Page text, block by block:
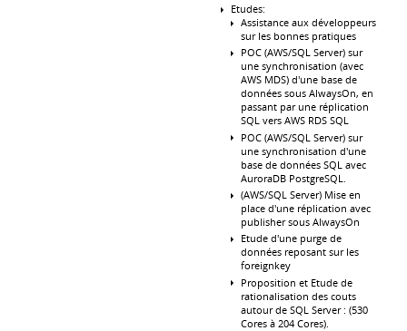
Etudes:
Assistance aux développeurs
sur les bonnes pratiques
POC (AWS/SQL Server) sur
une synchronisation (avec
AWS MDS) d'une base de
données sous AlwaysOn, en
passant par une réplication
SQL vers AWS RDS SQL
POC (AWS/SQL Server) sur
une synchronisation d'une
base de données SQL avec
AuroraDB PostgreSQL.
(AWS/SQL Server) Mise en
place d'une réplication avec
publisher sous AlwaysOn
Etude d'une purge de
données reposant sur les
foreignkey
Proposition et Etude de
rationalisation des couts
autour de SQL Server : (530
Cores à 204 Cores).